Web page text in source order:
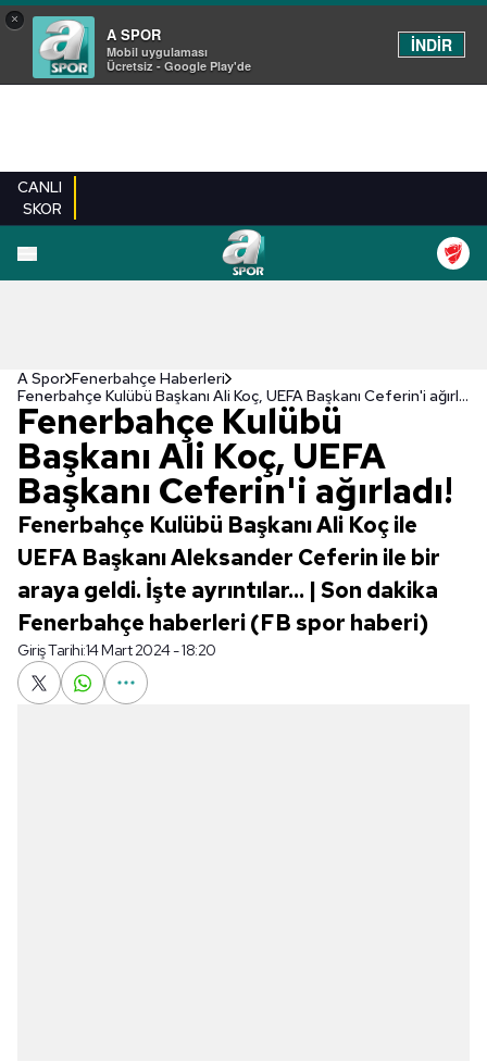
×
A SPOR
Mobil uygulaması
Ücretsiz - Google Play'de
İNDİR
CANLI
SKOR
A Spor Fenerbahçe Haberleri
Fenerbahçe Kulübü Başkanı Ali Koç, UEFA Başkanı Ceferin'i ağırladı!
Fenerbahçe Kulübü
Başkanı Ali Koç, UEFA
Başkanı Ceferin'i ağırladı!
Fenerbahçe Kulübü Başkanı Ali Koç ile
UEFA Başkanı Aleksander Ceferin ile bir
araya geldi. İşte ayrıntılar... | Son dakika
Fenerbahçe haberleri (FB spor haberi)
Giriş Tarihi:14 Mart 2024 - 18:20